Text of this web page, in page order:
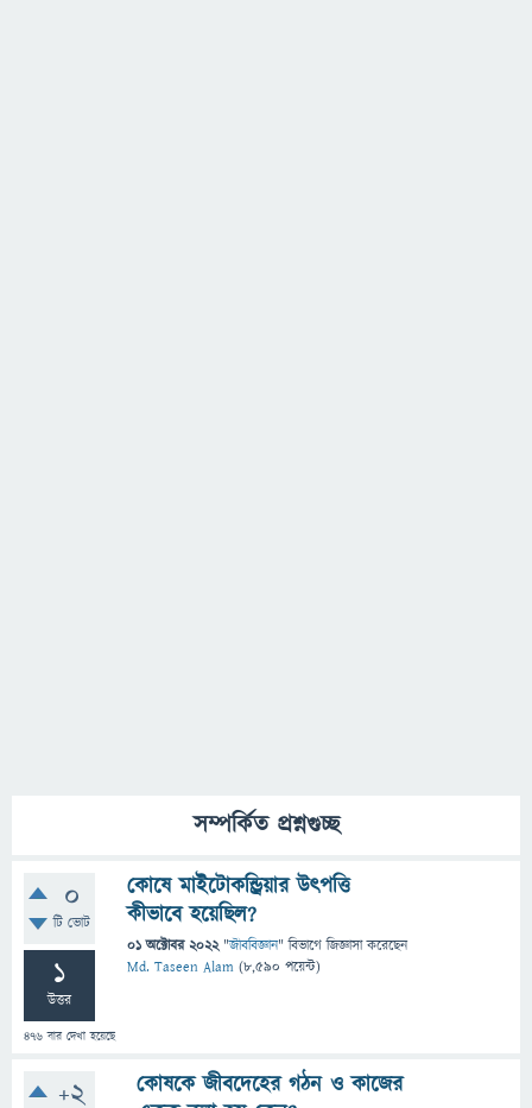
সম্পর্কিত প্রশ্নগুচ্ছ
0
টি ভোট
1
উত্তর
476 বার দেখা হয়েছে
কোষে মাইটোকন্ড্রিয়ার উৎপত্তি
কীভাবে হয়েছিল?
01 অক্টোবর 2022 "জীববিজ্ঞান" বিভাগে জিজ্ঞাসাকরেছেন
Md. Taseen Alam (8,590 পয়েন্ট)
+2
কোষকে জীবদেহের গঠন ও কাজের